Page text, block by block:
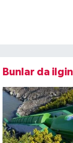
Bunlar da